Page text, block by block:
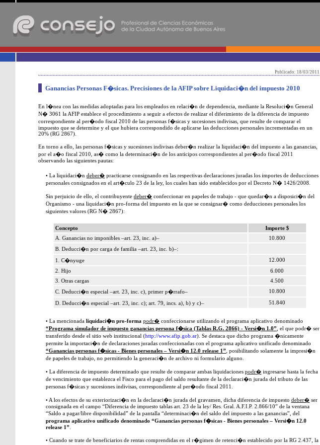
Publicado: 18/03/2011
Ganancias Personas F�sicas. Precisiones de la AFIP sobre Liquidaci�n del impuesto 2010
En l�nea con las medidas adoptadas para los empleados en relaci�n de dependencia, mediante la Resoluci�n General
N� 3061 la AFIP establece el procedimiento a seguir a efectos de realizar el diferimiento de la diferencia de impuesto
correspondiente al per�odo fiscal 2010 de las personas f�sicas y sucesiones indivisas, que resulte de comparar el
impuesto que se determine y el que hubiera correspondido de aplicarse las deducciones personales incrementadas en un
20% (RG 2867).
En torno a ello, las personas f�sicas y sucesiones indivisas deber�n realizar la liquidaci�n del impuesto a las ganancias,
por el a�o fiscal 2010, as� como la determinaci�n de los anticipos correspondientes al per�odo fiscal 2011
observando las siguientes pautas:
• La liquidaci�n deber� practicarse consignando en las respectivas declaraciones juradas los importes de deducciones
personales consignados en el art�culo 23 de la ley, los cuales han sido establecidos por el Decreto N� 1426/2008.
Sin perjuicio de ello, el contribuyente deber� confeccionar en papeles de trabajo - que quedar�n a disposici�n del
Organismo - una liquidaci�n pro-forma del impuesto en la que se consignar� como deducciones personales los
siguientes valores (RG N� 2867):
Concepto
Importe $
A. Ganancias no imponibles –art. 23, inc. a)–
10.800
B. Deducci�n por carga de familia –art. 23, inc. b)–:
1. C�nyuge
12.000
2. Hijo
6.000
3. Otras cargas
4.500
C. Deducci�n especial –art. 23, inc. c), primer p�rrafo–
10.800
D. Deducci�n especial –art. 23, inc. c); art. 79, incs. a), b) y c)–
51.840
• La mencionada liquidaci�n pro-forma podr� confeccionarse utilizando el programa aplicativo denominado
“Programa simulador de impuesto ganancias persona f�sica (Tablas R.G. 2866) - Versi�n 1.0” , el que podr� ser
transferido desde el sitio web institucional (http://www.afip.gob.ar). Se destaca que dicho programa �nicamente
permite la importaci�n de declaraciones juradas confeccionadas con el programa aplicativo unificado denominado
“Ganancias personas f�sicas - Bienes personales – Versi�n 12.0 release 1” , posibilitando solamente la impresi�n
de papeles de trabajo, no permitiendo la generaci�n de archivo ni formulario alguno.
• La diferencia de impuesto determinado que resulte de comparar ambas liquidaciones podr� ingresarse hasta la fecha
de vencimiento que establezca el Fisco para el pago del saldo resultante de la declaraci�n jurada del tributo de las
personas f�sicas y sucesiones indivisas, correspondiente al per�odo fiscal 2011.
• A los efectos de su exteriorizaci�n en la declaraci�n jurada del gravamen, dicha diferencia de impuesto deber� ser
consignada en el campo “Diferencia de impuesto tablas art. 23 de la ley/ Res. Gral. A.F.I.P. 2.866/10” de la ventana
“Saldo a pagar/libre disponibilidad” de la pantalla “determinaci�n del saldo del impuesto a las ganancias”, del
programa aplicativo unificado denominado “Ganancias personas f�sicas - Bienes personales – Versi�n 12.0
release 1”
• Cuando se trate de beneficiarios de rentas comprendidas en el r�gimen de retenci�n establecido por la RG 2.437, la